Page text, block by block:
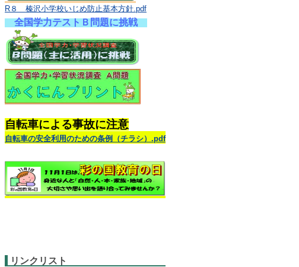
R８ 榛沢小学校いじめ防止基本方針.pdf
全国学力テストＢ問題に挑戦
自転車による事故に注意
自転車の安全利用のための条例（チラシ）.pdf
リンクリスト